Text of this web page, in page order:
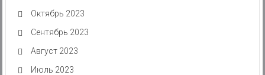
Октябрь 2023
Сентябрь 2023
Август 2023
Июль 2023